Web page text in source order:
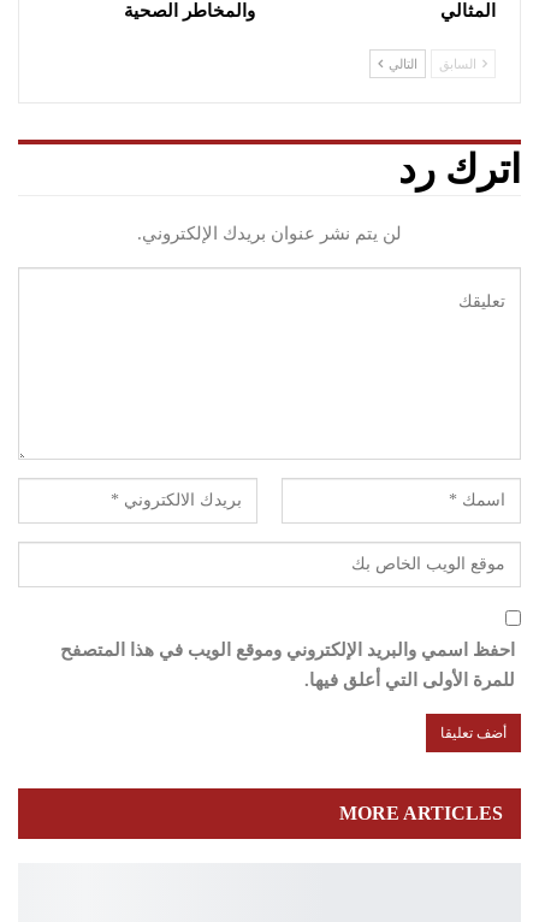
المثالي
والمخاطر الصحية
السابق التالي
اترك رد
لن يتم نشر عنوان بريدك الإلكتروني.
احفظ اسمي والبريد الإلكتروني وموقع الويب في هذا المتصفح
للمرة الأولى التي أعلق فيها.
MORE ARTICLES